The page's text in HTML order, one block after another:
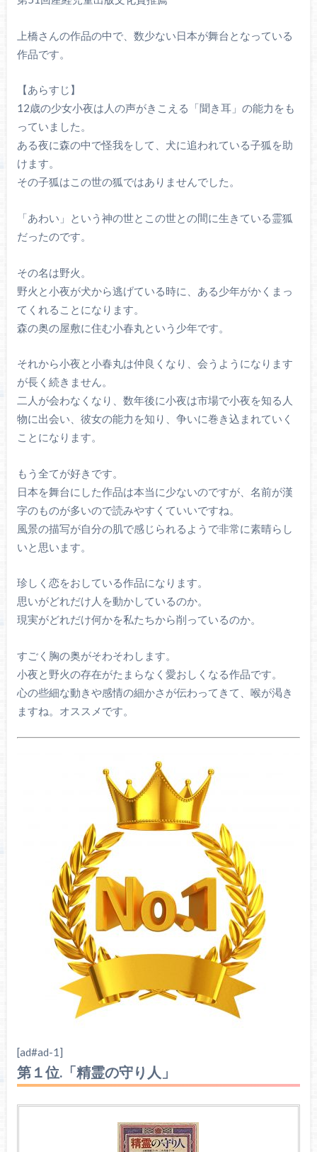
上橋さんの作品の中で、数少ない日本が舞台となっている
作品です。
【あらすじ】
12歳の少女小夜は人の声がきこえる「聞き耳」の能力をも
っていました。
ある夜に森の中で怪我をして、犬に追われている子狐を助
けます。
その子狐はこの世の狐ではありませんでした。
「あわい」という神の世とこの世との間に生きている霊狐
だったのです。
その名は野火。
野火と小夜が犬から逃げている時に、ある少年がかくまっ
てくれることになります。
森の奥の屋敷に住む小春丸という少年です。
それから小夜と小春丸は仲良くなり、会うようになります
が長く続きません。
二人が会わなくなり、数年後に小夜は市場で小夜を知る人
物に出会い、彼女の能力を知り、争いに巻き込まれていく
ことになります。
もう全てが好きです。
日本を舞台にした作品は本当に少ないのですが、名前が漢
字のものが多いので読みやすくていいですね。
風景の描写が自分の肌で感じられるようで非常に素晴らし
いと思います。
珍しく恋をおしている作品になります。
思いがどれだけ人を動かしているのか。
現実がどれだけ何かを私たちから削っているのか。
すごく胸の奥がそわそわします。
小夜と野火の存在がたまらなく愛おしくなる作品です。
心の些細な動きや感情の細かさが伝わってきて、喉が渇き
ますね。オススメです。
[ad#ad-1]
第１位.「精霊の守り人」